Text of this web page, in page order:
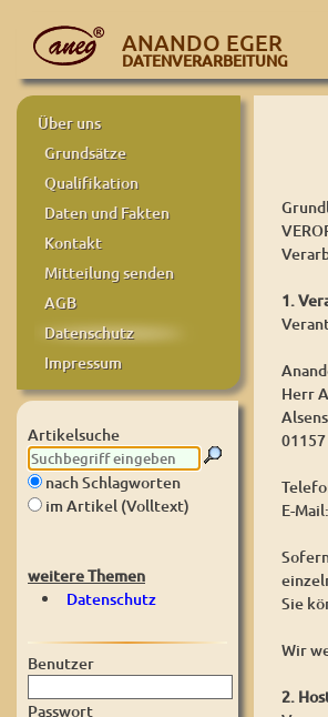
ANANDO EGER
DATENVERARBEITUNG
Über uns
Grundsätze
Qualifikation
Daten und Fakten
Kontakt
Mitteilung senden
AGB
Datenschutz
Impressum
Artikelsuche
nach Schlagworten
im Artikel (Volltext)
weitere Themen
Datenschutz
Benutzer
Passwort
1.
Herr
E-
Sie
Wir
2.